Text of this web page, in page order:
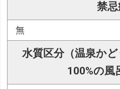
禁忌
無
水質区分（温泉か
100%の風